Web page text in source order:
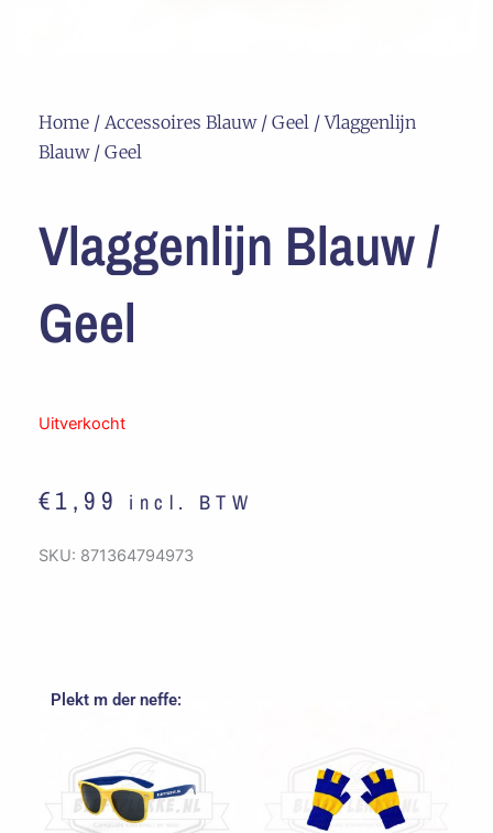
Home / Accessoires Blauw / Geel / Vlaggenlijn
Blauw / Geel
Vlaggenlijn Blauw /
Geel
Uitverkocht
€1,99 incl. BTW
SKU: 871364794973
Plekt m der neffe: